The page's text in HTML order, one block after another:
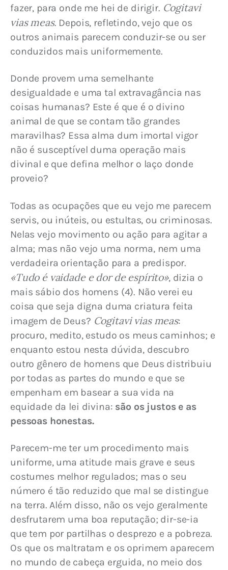
fazer, para onde me hei de dirigir. Cogitavi
vias meas. Depois, refletindo, vejo que os
outros animais parecem conduzir-se ou ser
conduzidos mais uniformemente.
Donde provem uma semelhante
desigualdade e uma tal extravagância nas
coisas humanas? Este é que é o divino
animal de que se contam tão grandes
maravilhas? Essa alma dum imortal vigor
não é susceptível duma operação mais
divinal e que defina melhor o laço donde
proveio?
Todas as ocupações que eu vejo me parecem
servis, ou inúteis, ou estultas, ou criminosas.
Nelas vejo movimento ou ação para agitar a
alma; mas não vejo uma norma, nem uma
verdadeira orientação para a predispor.
«Tudo é vaidade e dor de espírito», dizia o
mais sábio dos homens (4). Não verei eu
coisa que seja digna duma criatura feita
imagem de Deus? Cogitavi vias meas:
procuro, medito, estudo os meus caminhos; e
enquanto estou nesta dúvida, descubro
outro gênero de homens que Deus distribuiu
por todas as partes do mundo e que se
empenham em basear a sua vida na
equidade da lei divina: são os justos e as
pessoas honestas.
Parecem-me ter um procedimento mais
uniforme, uma atitude mais grave e seus
costumes melhor regulados; mas o seu
número é tão reduzido que mal se distingue
na terra. Além disso, não os vejo geralmente
desfrutarem uma boa reputação; dir-se-ia
que tem por partilhas o desprezo e a pobreza.
Os que os maltratam e os oprimem aparecem
no mundo de cabeça erguida, no meio dos